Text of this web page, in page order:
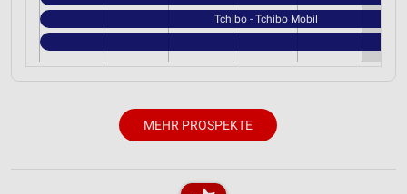
Tchibo - Tchibo Mobil
MEHR PROSPEKTE